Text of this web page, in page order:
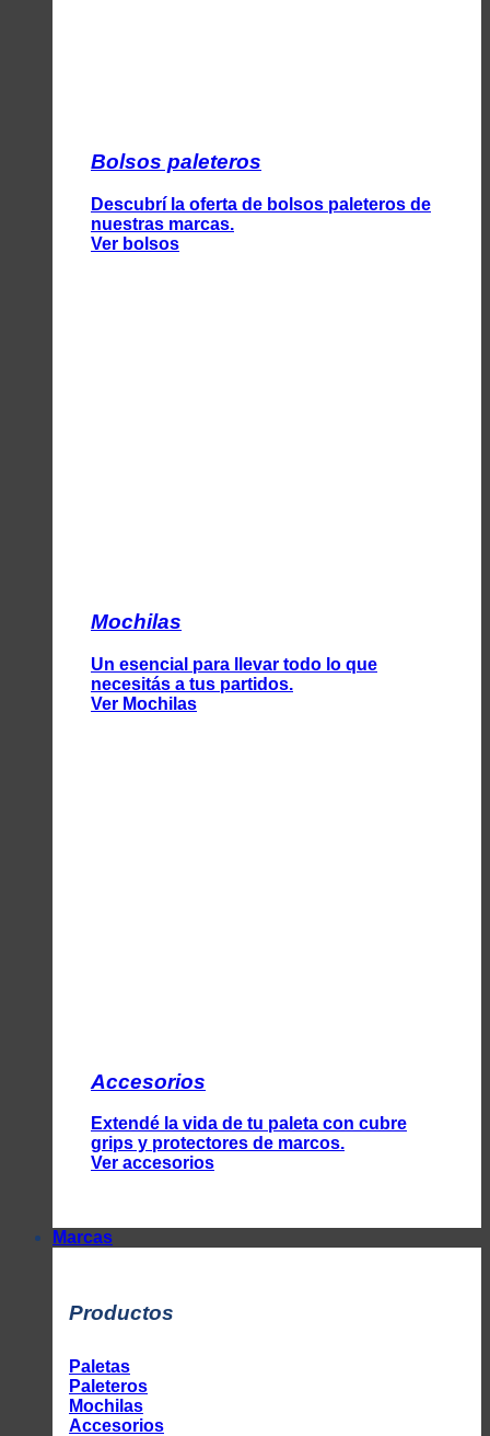
Bolsos paleteros
Descubrí la oferta de bolsos paleteros de
nuestras marcas.
Ver bolsos
Mochilas
Un esencial para llevar todo lo que
necesitás a tus partidos.
Ver Mochilas
Accesorios
Extendé la vida de tu paleta con cubre
grips y protectores de marcos.
Ver accesorios
Marcas
Productos
Paletas
Paleteros
Mochilas
Accesorios